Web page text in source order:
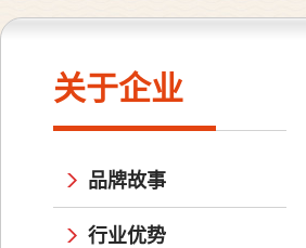
关于企业
品牌故事
行业优势